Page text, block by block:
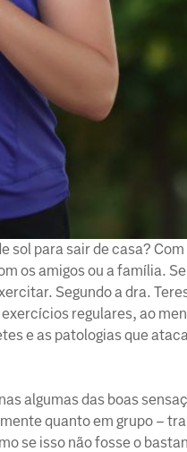
sol para sair de casa?
os amigos ou a família.
Segundo a dra.
regulares, ao
e as patologias que
algumas das boas
quanto em grupo –
se isso não fosse o